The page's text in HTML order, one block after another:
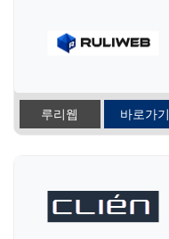
루리웹 바로가기